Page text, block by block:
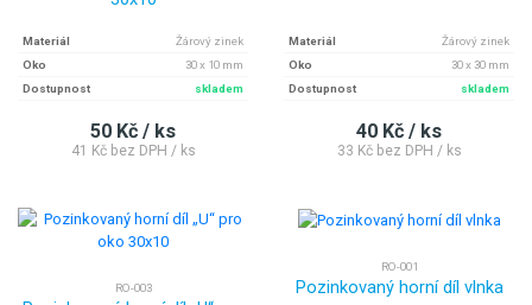
Materiál
Žárový zinek
Oko
30 x 10 mm
Dostupnost
skladem
50 Kč / ks
41 Kč bez DPH / ks
Materiál
Žárový zinek
Oko
30 x 30 mm
Dostupnost
skladem
40 Kč / ks
33 Kč bez DPH / ks
RO-003
RO-001
Pozinkovaný horní díl vlnka